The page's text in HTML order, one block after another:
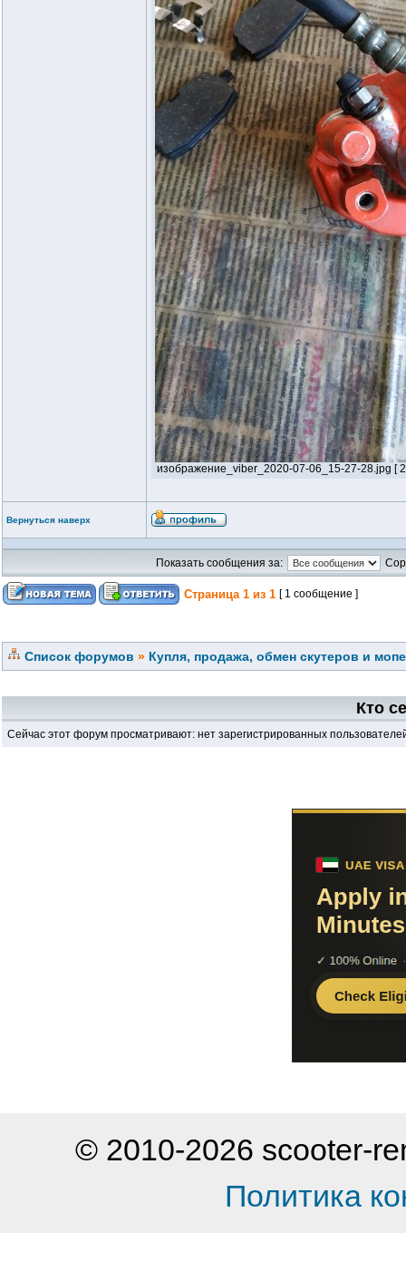
изображение_viber_2020-07-06_15-27-28.jpg [
Вернуться наверх
Показать сообщения за:
Страница 1 из 1 [ 1 сообщение ]
Список форумов » Купля, продажа, обмен скутеров и
Кто
Сейчас этот форум просматривают: нет зарегистрированных
© 2010-2026 scooter-
Политика